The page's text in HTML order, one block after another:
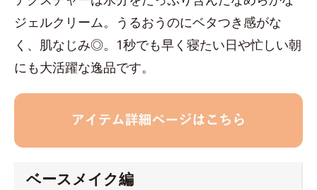
ジェルクリーム。うるおうのにベタつき感がな
く、肌なじみ◎。1秒でも早く寝たい日や忙しい朝
にも大活躍な逸品です。
ベースメイク編